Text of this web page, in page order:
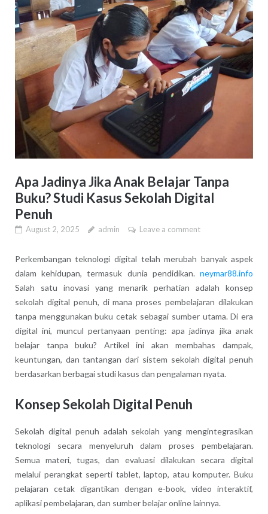
Apa Jadinya Jika Anak Belajar Tanpa
Buku? Studi Kasus Sekolah Digital
Penuh
August 2, 2025 admin Leave a comment
Perkembangan teknologi digital telah merubah banyak aspek
dalam kehidupan, termasuk dunia pendidikan.neymar88.info
Salah satu inovasi yang menarik perhatian adalah konsep
sekolah digital penuh, di mana proses pembelajaran dilakukan
tanpa menggunakan buku cetak sebagai sumber utama. Di era
digital ini, muncul pertanyaan penting: apa jadinya jika anak
belajar tanpa buku? Artikel ini akan membahas dampak,
keuntungan, dan tantangan dari sistem sekolah digital penuh
berdasarkan berbagai studi kasus dan pengalaman nyata.
Konsep Sekolah Digital Penuh
Sekolah digital penuh adalah sekolah yang mengintegrasikan
teknologi secara menyeluruh dalam proses pembelajaran.
Semua materi, tugas, dan evaluasi dilakukan secara digital
melalui perangkat seperti tablet, laptop, atau komputer. Buku
pelajaran cetak digantikan dengan e-book, video interaktif,
aplikasi pembelajaran, dan sumber belajar online lainnya.